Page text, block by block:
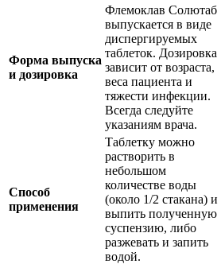
Форма выпуска
и дозировка
Флемоклав Солютаб
выпускается в виде
диспергируемых
таблеток. Дозировка
зависит от возраста,
веса пациента и
тяжести инфекции.
Всегда следуйте
указаниям врача.
Способ
применения
Таблетку можно
растворить в
небольшом
количестве воды
(около 1/2 стакана) и
выпить полученную
суспензию, либо
разжевать и запить
водой.